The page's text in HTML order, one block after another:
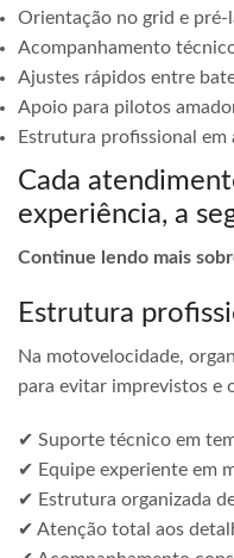
Orientação no grid e pré-
Acompanhamento
Ajustes rápidos entre
Apoio para pilotos
Estrutura profissional em
Cada
experiência, a
Continue lendo mais
Estrutura
Na motovelocidade,
para evitar imprevistos e
✔ Suporte técnico em
✔ Equipe experiente em
✔ Estrutura organizada
✔ Atenção total aos